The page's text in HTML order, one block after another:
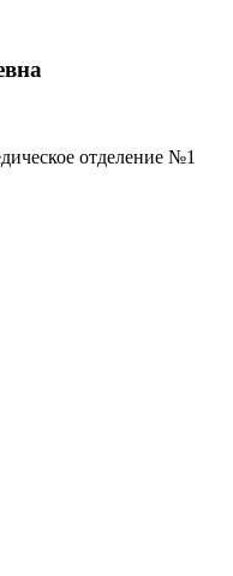
отделение №1